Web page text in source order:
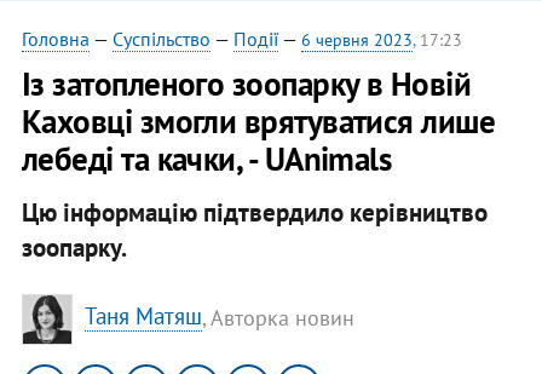
Головна — Суспільство — Події— 6 червня 2023, 17:23
Із затопленого зоопарку в Новій
Каховці змогли врятуватися лише
лебеді та качки, - UAnimals
Цю інформацію підтвердило керівництво
зоопарку.
Таня Матяш, Авторка новин